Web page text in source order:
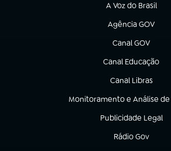
A Voz do Brasil
(abre em nova aba)
Agência GOV
(abre em nova aba)
Canal GOV
(abre em nova
Canal Educação
(abre em nova aba)
Canal Libras
(abre em nova
Monitoramento e Análise de
(abre em nova aba)
Publicidade Legal
(abre em nova aba)
Rádio Gov
(abre em nova